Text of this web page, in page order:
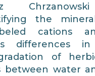
the
cations
differences in
of
between water